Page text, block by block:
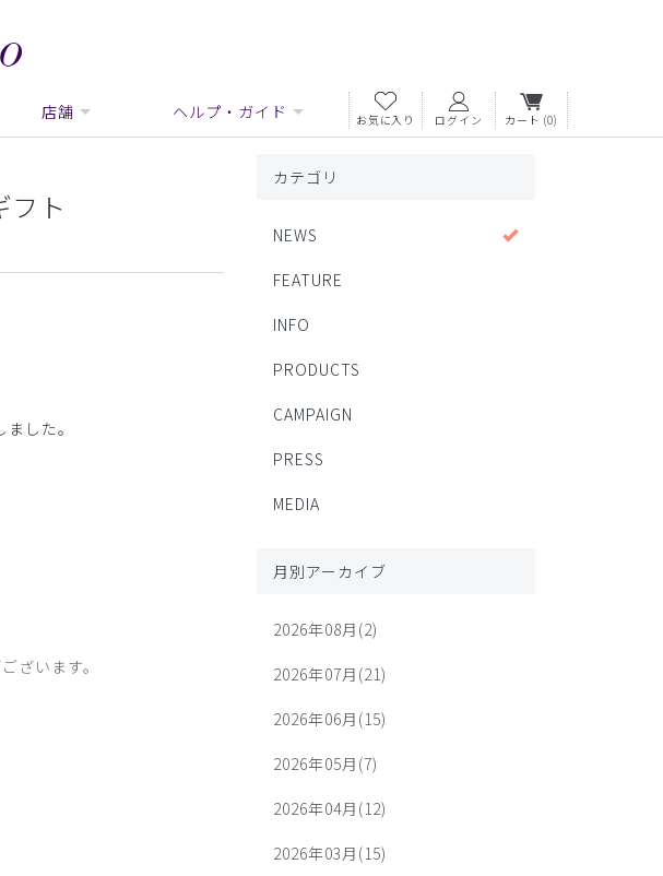
店舗 ヘルプ・ガイド お気に入り ログイン カート (0)
ト
した。
ざいます。
カテゴリ
NEWS
FEATURE
INFO
PRODUCTS
CAMPAIGN
PRESS
MEDIA
月別アーカイブ
2026年08月(2)
2026年07月(21)
2026年06月(15)
2026年05月(7)
2026年04月(12)
2026年03月(15)